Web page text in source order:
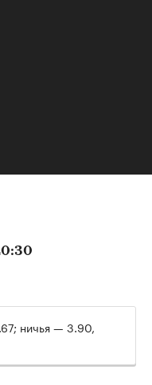
ничья — 3.90,